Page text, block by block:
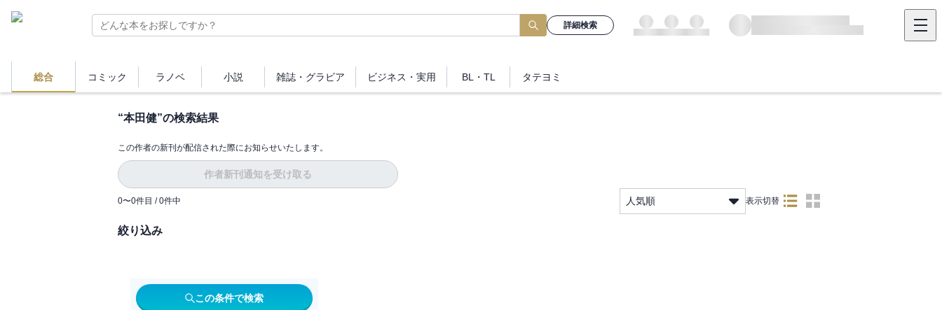
詳細検索
総合 コミック ラノベ 小説 雑誌・ グラビア ビジネス ・実用 BL・TL タテヨミ
“本田健”の検索結果
この作者の新刊が配信された際にお知らせいたします。
作者新刊通知を受け取る
0〜0件目 / 0件中 人気順 表示切替
絞り込み
この条件で検索